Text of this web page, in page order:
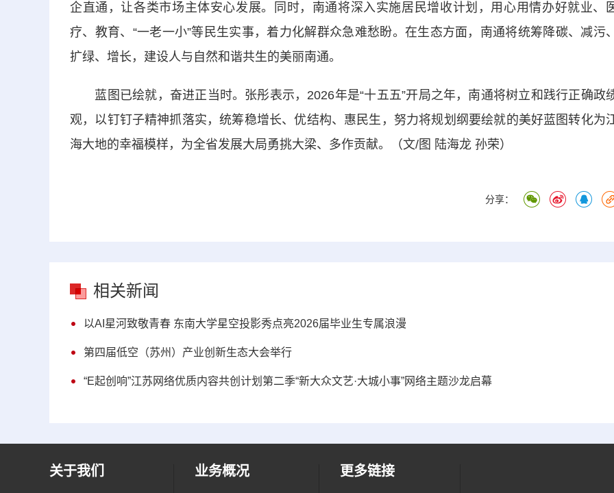
企直通，让各类市场主体安心发展。同时，南通将深入实施居民增收计划，用心用情办好就业、
疗、教育、“一老一小”等民生实事，着力化解群众急难愁盼。在生态方面，南通将统筹降碳、减污
扩绿、增长，建设人与自然和谐共生的美丽南通。
蓝图已绘就，奋进正当时。张彤表示，2026年是“十五五”开局之年，南通将树立和践行正确政
观，以钉钉子精神抓落实，统筹稳增长、优结构、惠民生，努力将规划纲要绘就的美好蓝图转化为
海大地的幸福模样，为全省发展大局勇挑大梁、多作贡献。（文/图 陆海龙 孙荣）
分享：
相关新闻
以AI星河致敬青春 东南大学星空投影秀点亮2026届毕业生专属浪漫
第四届低空（苏州）产业创新生态大会举行
“E起创响”江苏网络优质内容共创计划第二季“新大众文艺·大城小事”网络主题沙龙启幕
关于我们 业务概况 更多链接